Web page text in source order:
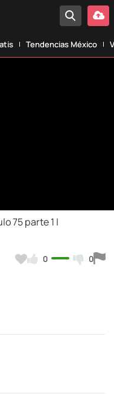
Tendencias México
75 parte 1 |
0 0